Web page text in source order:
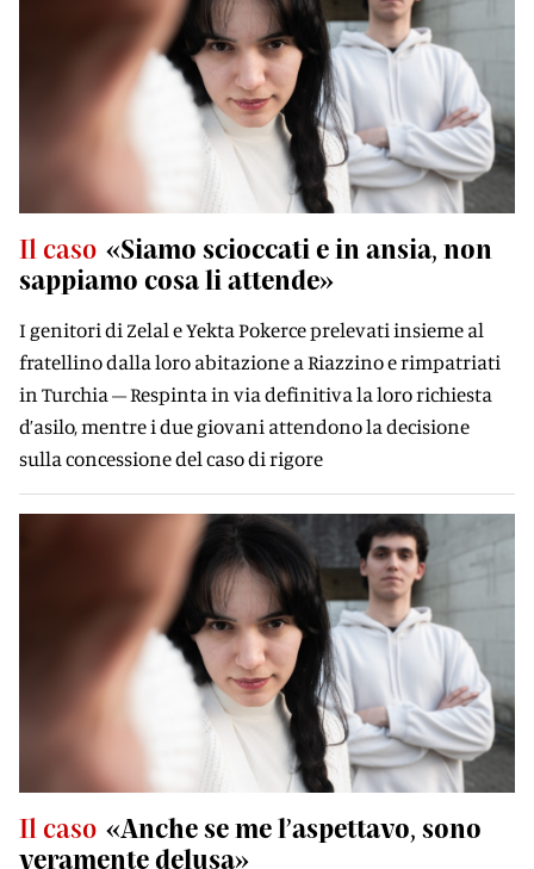
Il caso «Siamo scioccati e in ansia, non
sappiamo cosa li attende»
I genitori di Zelal e Yekta Pokerce prelevati insieme al
fratellino dalla loro abitazione a Riazzino e rimpatriati
in Turchia – Respinta in via definitiva la loro richiesta
d’asilo, mentre i due giovani attendono la decisione
sulla concessione del caso di rigore
Il caso «Anche se me l’aspettavo, sono
veramente delusa»